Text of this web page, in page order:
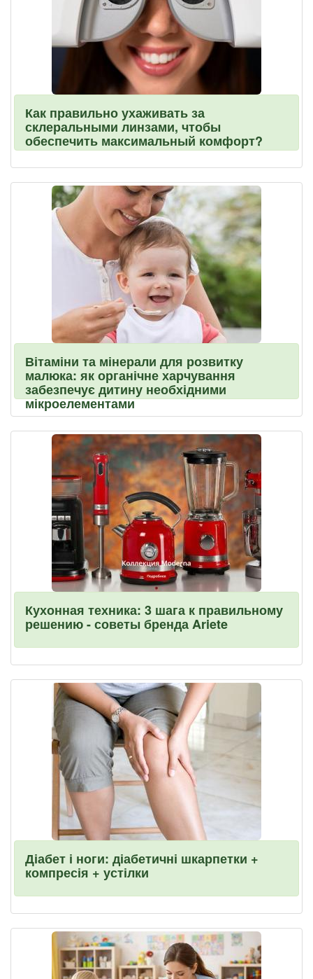
Как правильно ухаживать за
склеральными линзами, чтобы
обеспечить максимальный комфорт?
Вітаміни та мінерали для розвитку
малюка: як органічне харчування
забезпечує дитину необхідними
мікроелементами
Кухонная техника: 3 шага к правильному
решению - советы бренда Ariete
Діабет і ноги: діабетичні шкарпетки +
компресія + устілки